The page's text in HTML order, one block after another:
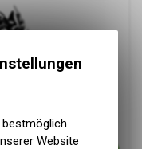
bestmöglich
Website